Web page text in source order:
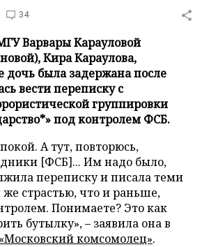
34
Варвары Карауловой
Кира Караулова,
дочь была задержана после
вести переписку с
группировки
под контролем ФСБ.
А тут, повторюсь,
[ФСБ]... Им надо было,
переписку и писала теми
же страстью, что и раньше,
Понимаете? Это как
бутылку», – заявила она в
«Московский комсомолец».